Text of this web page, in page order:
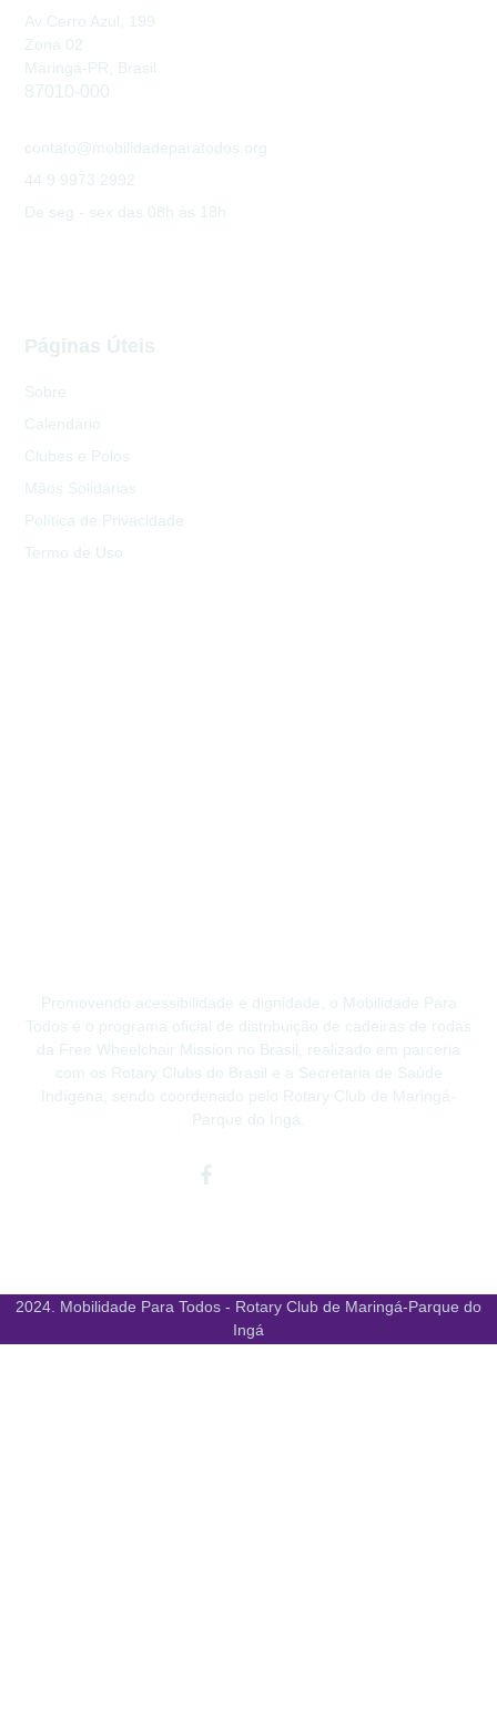
Promovendo acessibilidade e dignidade, o Mobilidade Para
Todos é o programa oficial de distribuição de cadeiras de rodas
da Free Wheelchair Mission no Brasil, realizado em parceria
com os Rotary Clubs do Brasil e a Secretaria de Saúde
Indígena, sendo coordenado pelo Rotary Club de Maringá-
Parque do Ingá.
Facebook-
Páginas Úteis
Sobre
Calendário
Clubes e Polos
Mãos Solidárias
Política de Privacidade
Termo de Uso
Av Cerro Azul, 199
Zona 02
Maringá-PR, Brasil
87010-000
contato@mobilidadeparatodos.org
44 9 9973 2992
De seg - sex das 08h às 18h
2024. Mobilidade Para Todos - Rotary Club de Maringá-Parque do
Ingá